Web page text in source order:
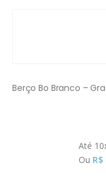
Até
Ou R$